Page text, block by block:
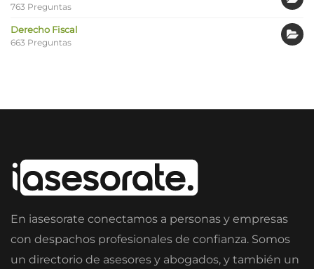
763 Preguntas
Derecho Fiscal
663 Preguntas
En iasesorate conectamos a personas y empresas
con despachos profesionales de confianza. Somos
un directorio de asesores y abogados, y también un